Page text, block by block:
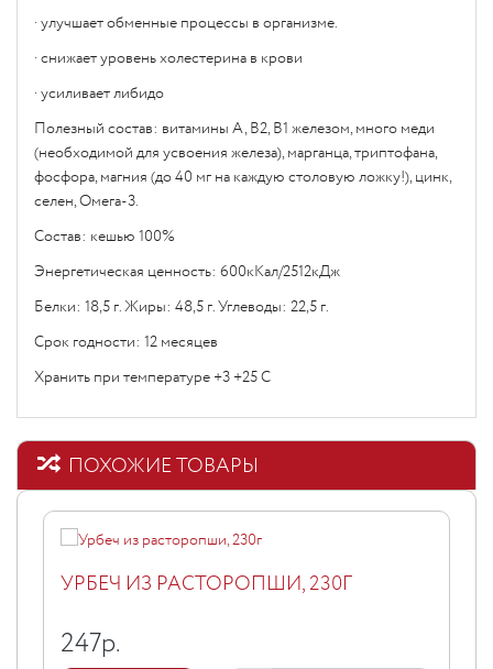
· улучшает обменные процессы в организме.
· снижает уровень холестерина в крови
· усиливает либидо
Полезный состав: витамины А, В2, В1 железом, много меди
(необходимой для усвоения железа), марганца, триптофана,
фосфора, магния (до 40 мг на каждую столовую ложку!), цинк,
селен, Омега-3.
Состав: кешью 100%
Энергетическая ценность: 600кКал/2512кДж
Белки: 18,5 г. Жиры: 48,5 г. Углеводы: 22,5 г.
Срок годности: 12 месяцев
Хранить при температуре +3 +25 С
ПОХОЖИЕ ТОВАРЫ
УРБЕЧ ИЗ РАСТОРОПШИ, 230Г
247р.